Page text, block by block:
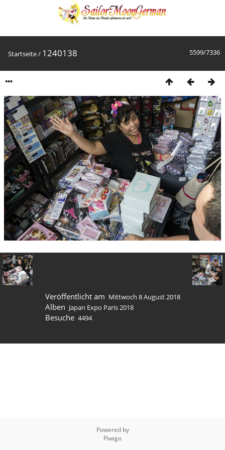
5599/7336
Startseite/ 1240138
Veröffentlicht am Mittwoch 8 August 2018
Alben Japan Expo Paris 2018
Besuche 4494
Powered by
Piwigo